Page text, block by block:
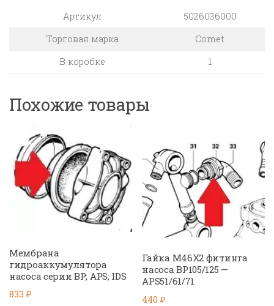
Артикул
5026036000
Торговая марка
Comet
В коробке
1
Похожие товары
Мембрана
гидроаккумулятора
насоса серии BP; APS; IDS
833 ₽
Гайка M46X2 фитинга
насоса BP105/125 —
APS51/61/71
440₽